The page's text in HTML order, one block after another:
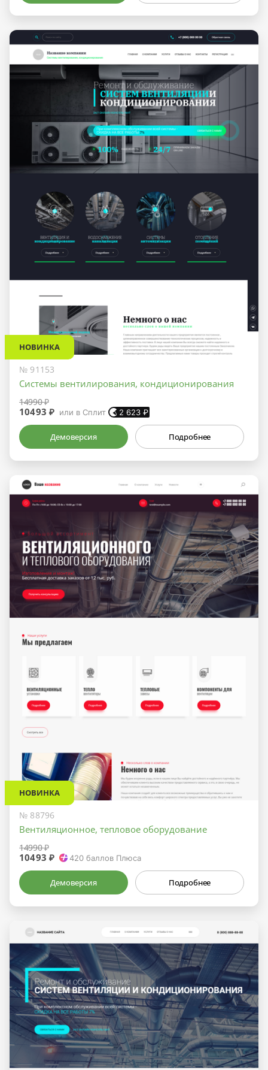
НОВИНКА
№ 91153
Системы вентилирования, кондиционирования
14990 ₽
10493 ₽ или в Сплит 2 623 ₽
Демоверсия Подробнее
НОВИНКА
№ 88796
Вентиляционное, тепловое оборудование
14990 ₽
10493 ₽ 420 баллов Плюса
Демоверсия Подробнее